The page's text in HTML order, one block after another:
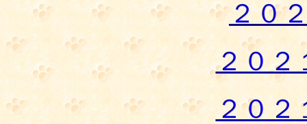
２０
２０２
２０２